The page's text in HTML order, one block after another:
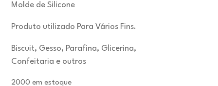
Molde de Silicone
Produto utilizado Para Vários Fins.
Biscuit, Gesso, Parafina, Glicerina,
Confeitaria e outros
2000 em estoque